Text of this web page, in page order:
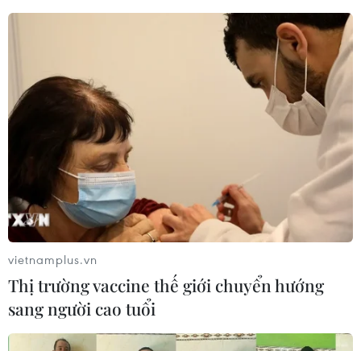
vietnamplus.vn
Thị trường vaccine thế giới chuyển hướng
sang người cao tuổi